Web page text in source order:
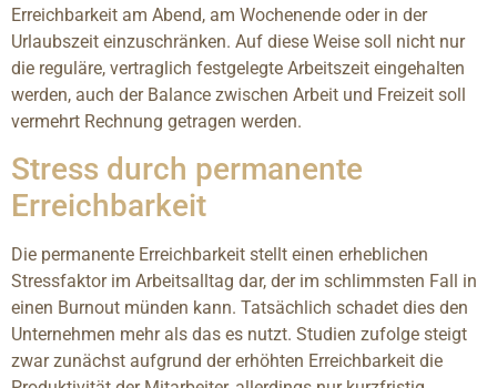
Erreichbarkeit am Abend, am Wochenende oder in der
Urlaubszeit einzuschränken. Auf diese Weise soll nicht nur
die reguläre, vertraglich festgelegte Arbeitszeit eingehalten
werden, auch der Balance zwischen Arbeit und Freizeit soll
vermehrt Rechnung getragen werden.
Stress durch permanente
Erreichbarkeit
Die permanente Erreichbarkeit stellt einen erheblichen
Stressfaktor im Arbeitsalltag dar, der im schlimmsten Fall in
einen Burnout münden kann. Tatsächlich schadet dies den
Unternehmen mehr als das es nutzt. Studien zufolge steigt
zwar zunächst aufgrund der erhöhten Erreichbarkeit die